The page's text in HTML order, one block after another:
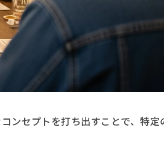
ンセプトを打ち出すことで、特定